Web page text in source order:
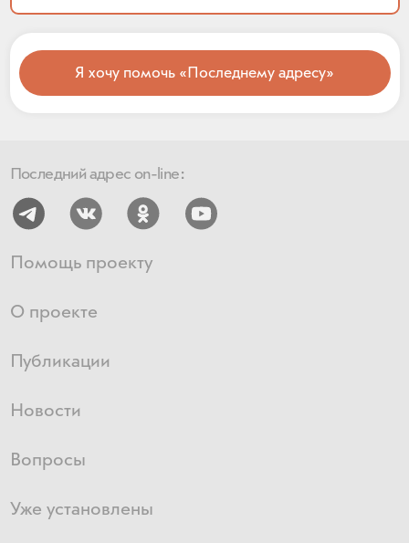
Я хочу помочь «Последнему адресу»
Последний адрес on-line:
Помощь проекту
О проекте
Публикации
Новости
Вопросы
Уже установлены